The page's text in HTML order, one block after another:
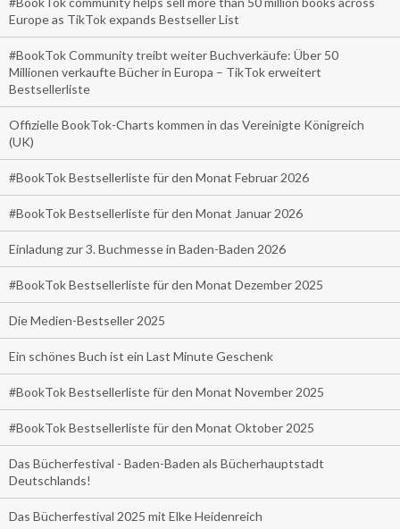
Europe as TikTok expands Bestseller List
#BookTok Community treibt weiter Buchverkäufe: Über 50
Millionen verkaufte Bücher in Europa – TikTok erweitert
Bestsellerliste
Offizielle BookTok-Charts kommen in das Vereinigte Königreich
(UK)
#BookTok Bestsellerliste für den Monat Februar 2026
#BookTok Bestsellerliste für den Monat Januar 2026
Einladung zur 3. Buchmesse in Baden-Baden 2026
#BookTok Bestsellerliste für den Monat Dezember 2025
Die Medien-Bestseller 2025
Ein schönes Buch ist ein Last Minute Geschenk
#BookTok Bestsellerliste für den Monat November 2025
#BookTok Bestsellerliste für den Monat Oktober 2025
Das Bücherfestival - Baden-Baden als Bücherhauptstadt
Deutschlands!
Das Bücherfestival 2025 mit Elke Heidenreich